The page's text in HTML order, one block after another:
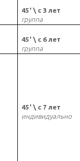
45' \ с 3 лет
группа
45' \ с 6 лет
группа
45' \ с 7 лет
индивидуально